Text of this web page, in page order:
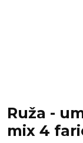
Ruža -
mix 4